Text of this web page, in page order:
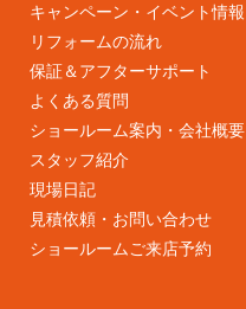
キャンペーン・イベント情報
リフォームの流れ
保証＆アフターサポート
よくある質問
ショールーム案内・会社概要
スタッフ紹介
現場日記
見積依頼・お問い合わせ
ショールームご来店予約